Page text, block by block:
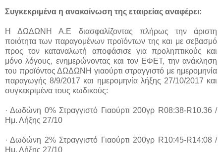
Συγκεκριμένα η ανακοίνωση της εταιρείας αναφέρει:
Η ΔΩΔΩΝΗ Α.Ε διασφαλίζοντας πλήρως την άριστη
ποιότητα των παραγομένων προϊόντων της και με σεβασμό
προς τον καταναλωτή αποφάσισε για προληπτικούς και
μόνο λόγους, ενημερώνοντας και τον ΕΦΕΤ, την ανάκληση
του προϊόντος ΔΩΔΩΝΗ γιαούρτι στραγγιστό με ημερομηνία
παραγωγής 8/9/2017 και ημερομηνία λήξης 27/10/2017 και
συγκεκριμένα τους κωδικούς:
· Δωδώνη 0% Στραγγιστό Γιαούρτι 200γρ R08:38-R10.36 /
Ημ. Λήξης 27/10
· Δωδώνη 2% Στραγγιστό Γιαούρτι 200γρ R10:45-R14:08 /
Ημ. Λήξης 27/10